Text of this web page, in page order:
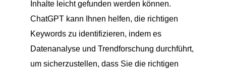
Inhalte leicht gefunden werden können.
ChatGPT kann Ihnen helfen, die richtigen
Keywords zu identifizieren, indem es
Datenanalyse und Trendforschung durchführt,
um sicherzustellen, dass Sie die richtigen